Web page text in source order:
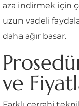
aza indirmek için
uzun vadeli
daha ağır basar.
ve